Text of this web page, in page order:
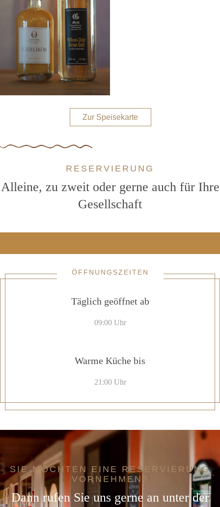
Zur Speisekarte
RESERVIERUNG
Alleine, zu zweit oder gerne auch für Ihre
Gesellschaft
ÖFFNUNGSZEITEN
Täglich geöffnet ab
09:00 Uhr
Warme Küche bis
21:00 Uhr
SIE MÖCHTEN EINE RESERVIERUNG
VORNEHMEN?
Dann rufen Sie uns gerne an unter der